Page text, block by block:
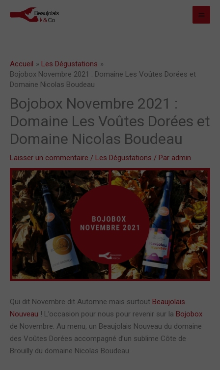
Accueil
Les Dégustations
Bojobox Novembre 2021 : Domaine Les Voûtes Dorées et
Domaine Nicolas Boudeau
Bojobox Novembre 2021 :
Domaine Les Voûtes Dorées et
Domaine Nicolas Boudeau
Laisser un commentaire / Les Dégustations / Par admin
Qui dit Novembre dit Automne mais surtout Beaujolais
Nouveau ! L’occasion pour nous pour revenir sur la Bojobox
de Novembre. Au menu, un Beaujolais Nouveau du domaine
des Voûtes Dorées accompagné d’un sublime Côte de
Brouilly du domaine Nicolas Boudeau.